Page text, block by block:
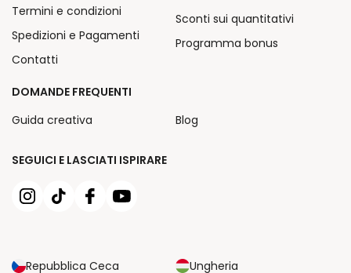
SEGUICI E LASCIATI ISPIRARE
Repubblica Ceca Ungheria
Termini e condizioni
Spedizioni e Pagamenti
Contatti
Sconti sui quantitativi
Programma bonus
DOMANDE FREQUENTI
Guida creativa
Blog